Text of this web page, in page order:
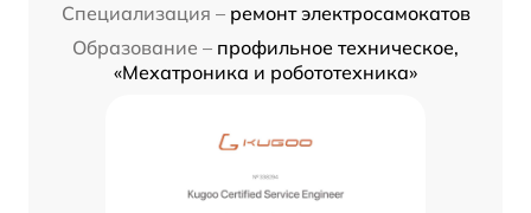
Специализация – ремонт электросамокатов
Образование – профильное техническое,
«Мехатроника и робототехника»